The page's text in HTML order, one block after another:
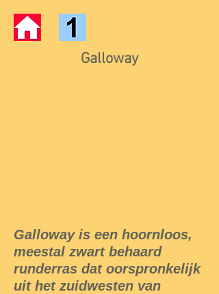
Galloway
Galloway is een hoornloos,
meestal zwart behaard
runderras dat oorspronkelijk
uit het zuidwesten van